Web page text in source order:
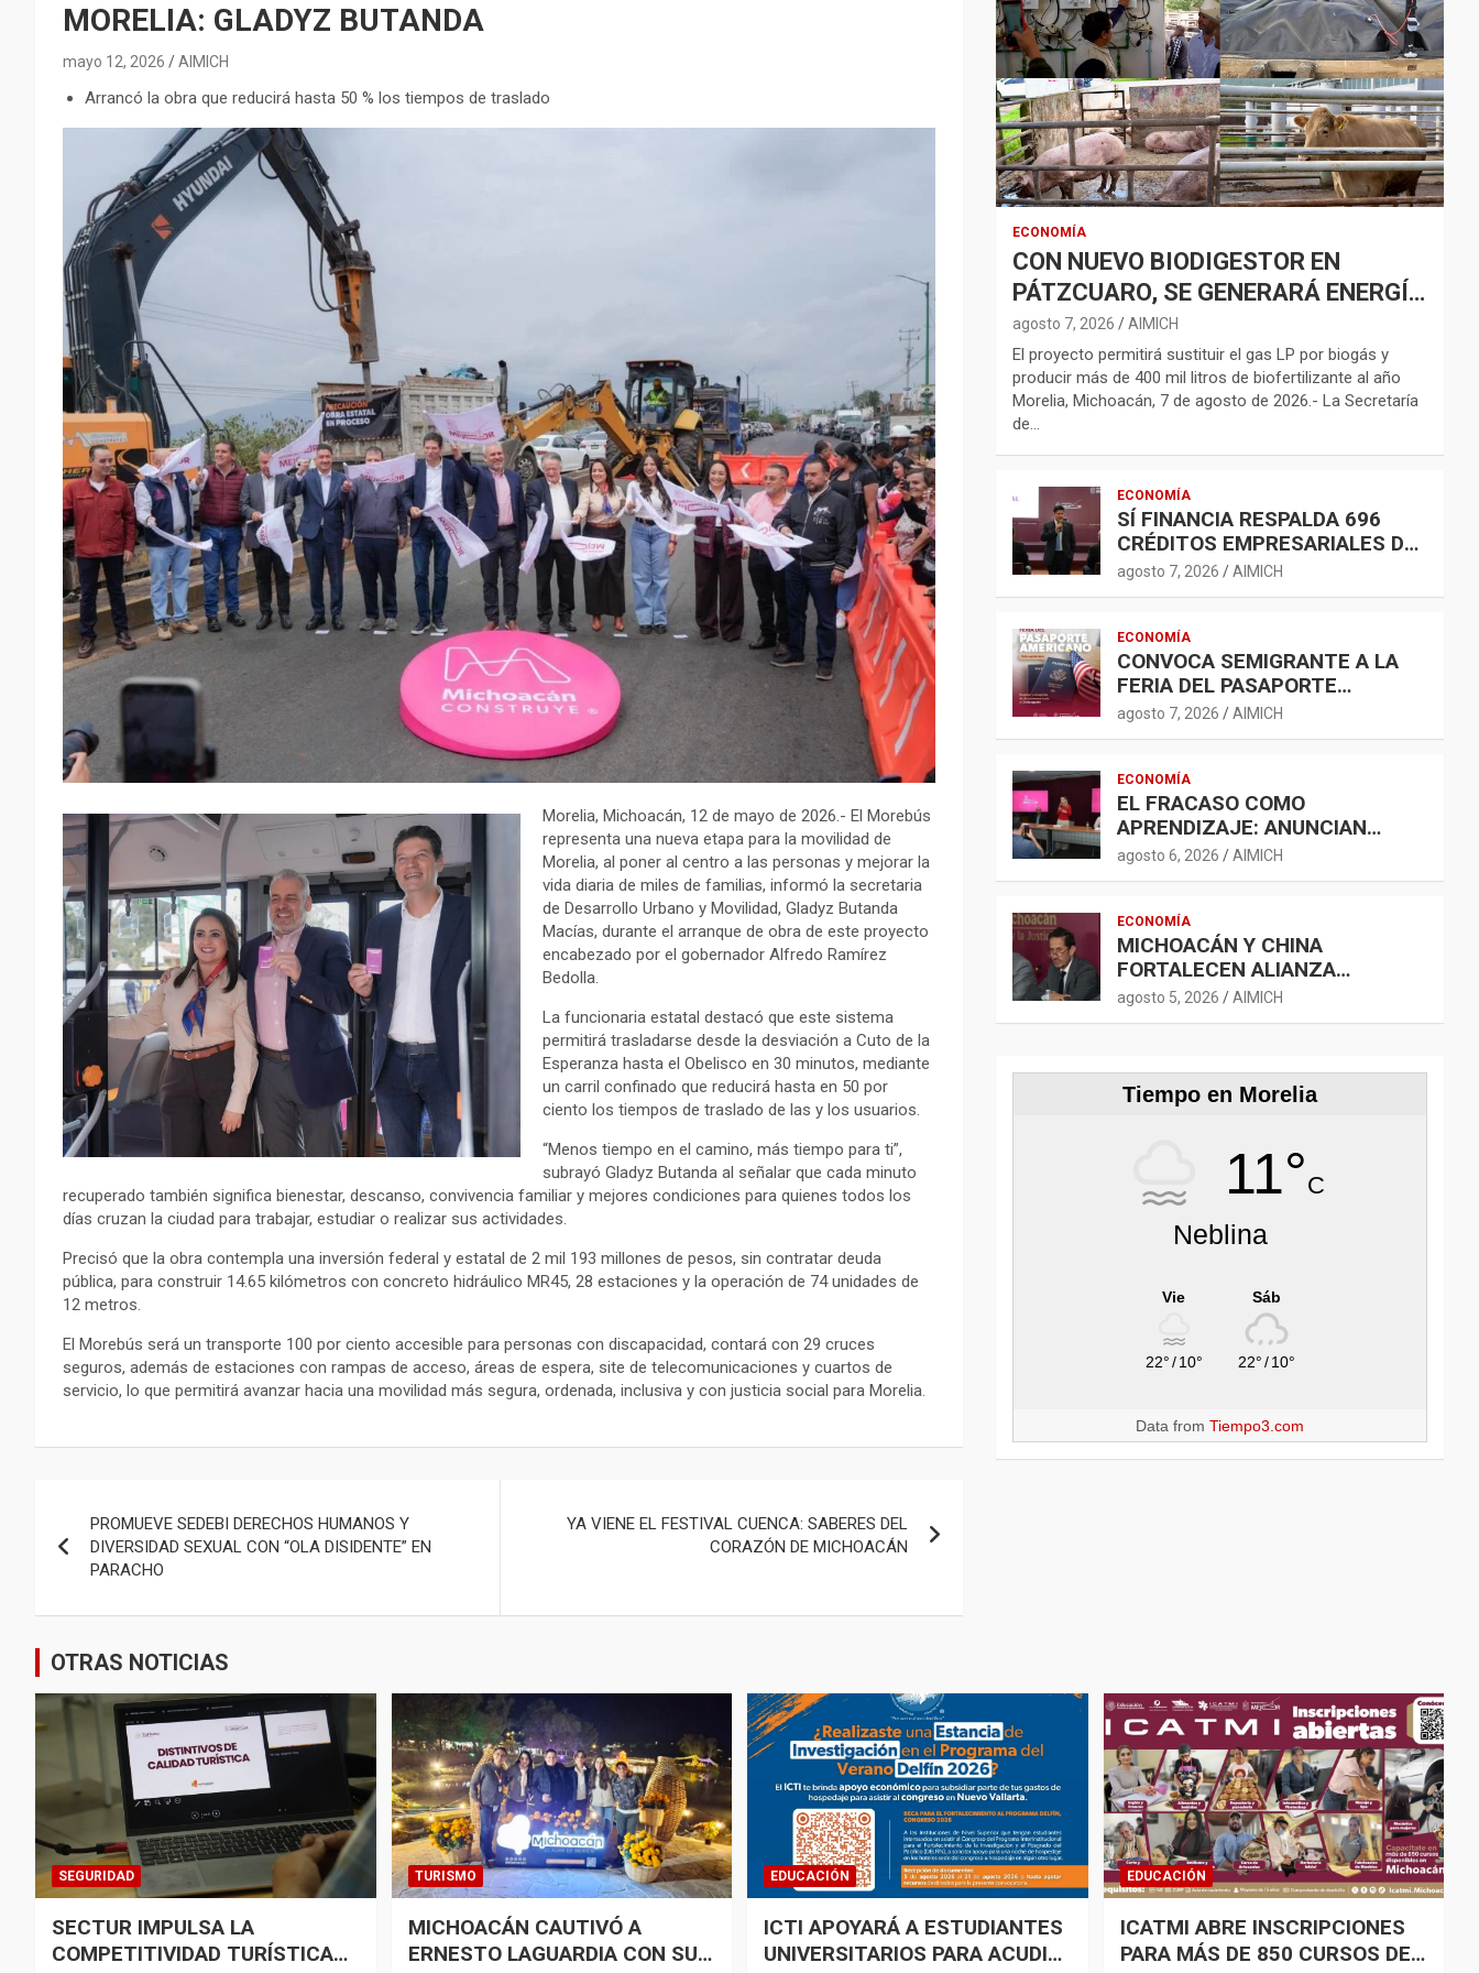
MORELIA: GLADYZ BUTANDA
mayo 12, 2026 AIMICH
Arrancó la obra que reducirá hasta 50 % los tiempos de traslado
Morelia, Michoacán, 12 de mayo de 2026.- El Morebús
representa una nueva etapa para la movilidad de
Morelia, al poner al centro a las personas y mejorar la
vida diaria de miles de familias, informó la secretaria
de Desarrollo Urbano y Movilidad, Gladyz Butanda
Macías, durante el arranque de obra de este proyecto
encabezado por el gobernador Alfredo Ramírez
Bedolla.
La funcionaria estatal destacó que este sistema
permitirá trasladarse desde la desviación a Cuto de la
Esperanza hasta el Obelisco en 30 minutos, mediante
un carril confinado que reducirá hasta en 50 por
ciento los tiempos de traslado de las y los usuarios.
“Menos tiempo en el camino, más tiempo para ti”,
subrayó Gladyz Butanda al señalar que cada minuto
recuperado también significa bienestar, descanso, convivencia familiar y mejores condiciones para quienes todos los
días cruzan la ciudad para trabajar, estudiar o realizar sus actividades.
Precisó que la obra contempla una inversión federal y estatal de 2 mil 193 millones de pesos, sin contratar deuda
pública, para construir 14.65 kilómetros con concreto hidráulico MR45, 28 estaciones y la operación de 74 unidades de
12 metros.
El Morebús será un transporte 100 por ciento accesible para personas con discapacidad, contará con 29 cruces
seguros, además de estaciones con rampas de acceso, áreas de espera, site de telecomunicaciones y cuartos de
servicio, lo que permitirá avanzar hacia una movilidad más segura, ordenada, inclusiva y con justicia social para Morelia.
de
PROMUEVE SEDEBI DERECHOS HUMANOS Y
DIVERSIDAD SEXUAL CON “OLA DISIDENTE” EN
PARACHO
YA VIENE EL FESTIVAL CUENCA: SABERES DEL
CORAZÓN DE MICHOACÁN
ECONOMÍA
CON NUEVO BIODIGESTOR EN
PÁTZCUARO, SE GENERARÁ ENERGÍA
LIMPIA Y BIOFERTILIZANTES
agosto 7, 2026 AIMICH
El proyecto permitirá sustituir el gas LP por biogás y
producir más de 400 mil litros de biofertilizante al año
Morelia, Michoacán, 7 de agosto de 2026.- La Secretaría
de…
ECONOMÍA
SÍ FINANCIA RESPALDA 696
CRÉDITOS EMPRESARIALES DE
500 MIL A 5 MDP
agosto 7, 2026 AIMICH
ECONOMÍA
CONVOCA SEMIGRANTE A LA
FERIA DEL PASAPORTE
ESTADOUNIDENSE 2026
agosto 7, 2026 AIMICH
ECONOMÍA
EL FRACASO COMO
APRENDIZAJE: ANUNCIAN
ENCUENTRO PARA
FORTALECER LA RED
agosto 6, 2026 AIMICH
ECONOMÍA
MICHOACÁN Y CHINA
FORTALECEN ALIANZA
COMERCIAL; AGROINDUSTRIA,
TECNOLOGÍA Y LOGÍSTICA
agosto 5, 2026 AIMICH
Tiempo en Morelia
11°C
Neblina
Vie
22°/ 10°
Sáb
22°/ 10°
Data fromTiempo3.com
OTRAS NOTICIAS
SEGURIDAD
SECTUR IMPULSA LA
COMPETITIVIDAD TURÍSTICA
TURISMO
MICHOACÁN CAUTIVÓ A
ERNESTO LAGUARDIA CON SU
EDUCACIÓN
ICTI APOYARÁ A ESTUDIANTES
UNIVERSITARIOS PARA ACUDIR
EDUCACIÓN
ICATMI ABRE INSCRIPCIONES
PARA MÁS DE 850 CURSOS DE